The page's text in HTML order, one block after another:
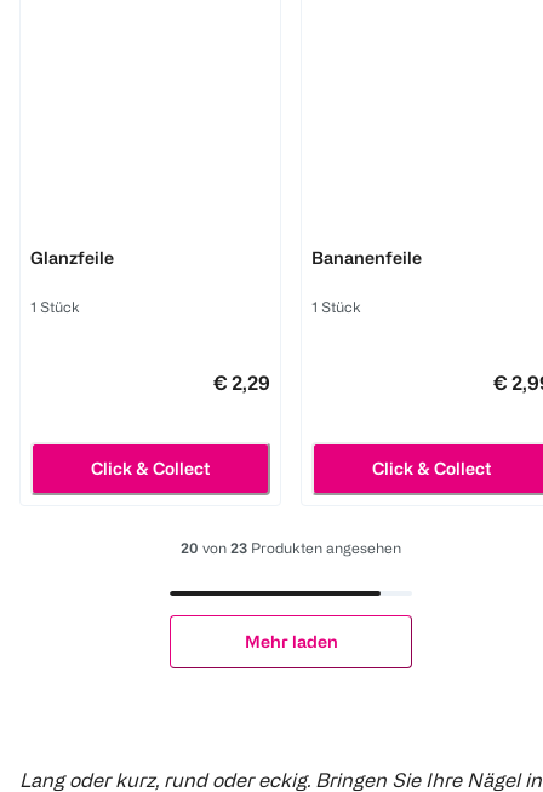
Glanzfeile
1 Stück
€ 2,29
Click & Collect
Bananenfeile
1 Stück
€
Click & Collect
20 von 23 Produkten angesehen
Mehr laden
Lang oder kurz, rund oder eckig. Bringen Sie Ihre Nägel in